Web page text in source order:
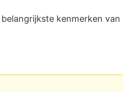
kenmerken van